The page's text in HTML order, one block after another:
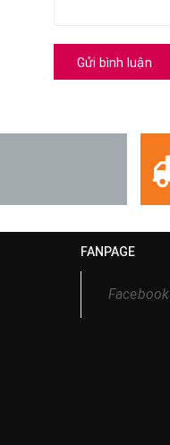
Gửi bình luận
FANPAGE
Facebook